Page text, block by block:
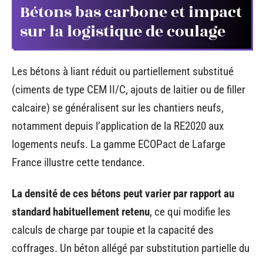
Bétons bas carbone et impact
sur la logistique de coulage
Les bétons à liant réduit ou partiellement substitué
(ciments de type CEM II/C, ajouts de laitier ou de filler
calcaire) se généralisent sur les chantiers neufs,
notamment depuis l’application de la RE2020 aux
logements neufs. La gamme ECOPact de Lafarge
France illustre cette tendance.
La densité de ces bétons peut varier par rapport au
standard habituellement retenu, ce qui modifie les
calculs de charge par toupie et la capacité des
coffrages. Un béton allégé par substitution partielle du